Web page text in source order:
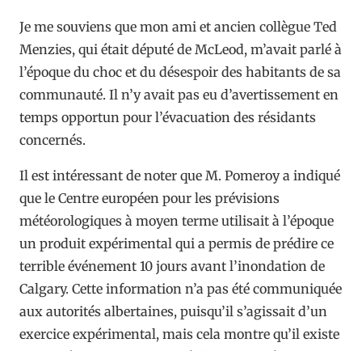
Je me souviens que mon ami et ancien collègue Ted
Menzies, qui était député de McLeod, m’avait parlé à
l’époque du choc et du désespoir des habitants de sa
communauté. Il n’y avait pas eu d’avertissement en
temps opportun pour l’évacuation des résidants
concernés.
Il est intéressant de noter que M. Pomeroy a indiqué
que le Centre européen pour les prévisions
météorologiques à moyen terme utilisait à l’époque
un produit expérimental qui a permis de prédire ce
terrible événement 10 jours avant l’inondation de
Calgary. Cette information n’a pas été communiquée
aux autorités albertaines, puisqu’il s’agissait d’un
exercice expérimental, mais cela montre qu’il existe